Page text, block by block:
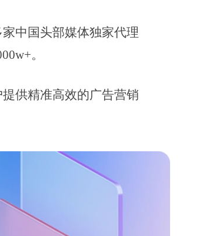
中国头部媒体独家代理
。
供精准高效的广告营销